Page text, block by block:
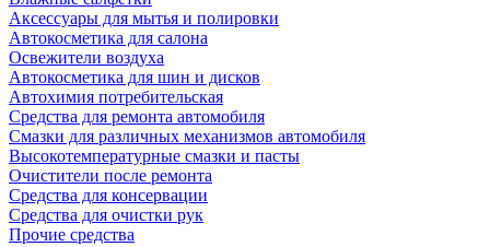
Аксессуары для мытья и полировки
Автокосметика для салона
Освежители воздуха
Автокосметика для шин и дисков
Автохимия потребительская
Средства для ремонта автомобиля
Смазки для различных механизмов автомобиля
Высокотемпературные смазки и пасты
Очистители после ремонта
Средства для консервации
Средства для очистки рук
Прочие средства